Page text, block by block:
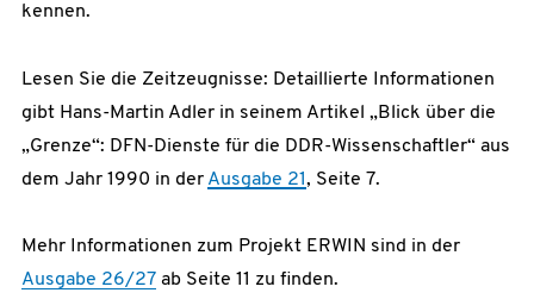
kennen.
Lesen Sie die Zeitzeugnisse: Detaillierte Informationen
gibt Hans-Martin Adler in seinem Artikel „Blick über die
„Grenze“: DFN-Dienste für die DDR-Wissenschaftler“ aus
dem Jahr 1990 in der Ausgabe 21, Seite 7.
Mehr Informationen zum Projekt ERWIN sind in der
Ausgabe 26/27ab Seite 11 zu finden.